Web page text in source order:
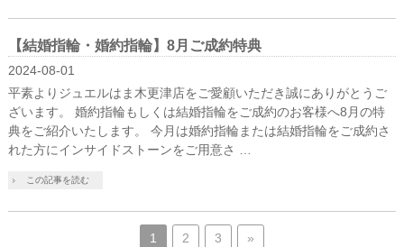
【結婚指輪・婚約指輪】8月ご成約特典
2024-08-01
平素よりジュエルはま木更津店をご愛顧いただき誠にありがとうご
ざいます。 婚約指輪もしくは結婚指輪をご成約のお客様へ8月の特
典をご紹介いたします。 今月は婚約指輪または結婚指輪をご成約さ
れた方にインサイドストーンをご用意さ …
この記事を読む
1 2 3 »